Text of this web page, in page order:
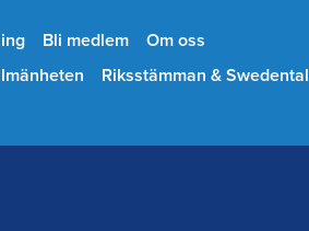
Bli medlem
Om oss
Riksstämman & Swedental